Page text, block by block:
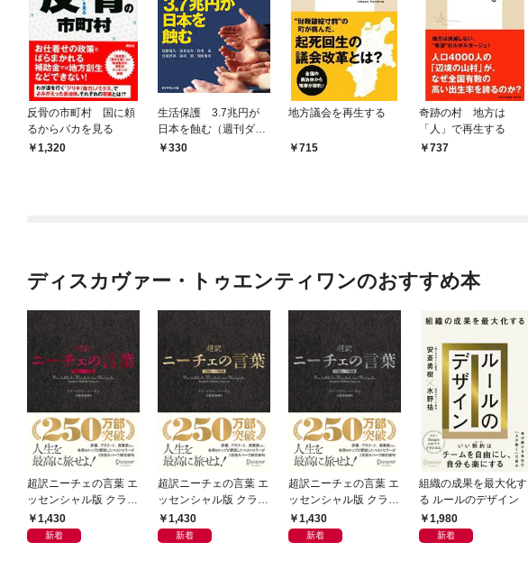
反骨の市町村 国に頼
るからバカを見る
1,320
生活保護 3.7兆円が
日本を蝕む（週刊ダイ
ヤモンド特集BOOKS V
330
地方議会を再生する
715
奇跡の村 地方は
「人」で再生する
737
ディスカヴァー・トゥエンティワンのおすすめ本
超訳ニーチェの言葉 エ
ッセンシャル版 クラシ
ックカバー赤箔
1,430
新着
超訳ニーチェの言葉 エ
ッセンシャル版 クラシ
ックカバー金箔
1,430
新着
超訳ニーチェの言葉 エ
ッセンシャル版 クラシ
ックカバー銀箔
1,430
新着
組織の成果を最大化す
る ルールのデザイン
1,980
新着